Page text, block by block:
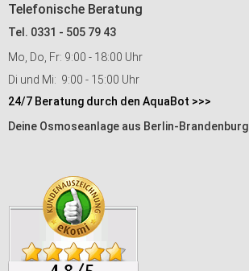
Telefonische Beratung
Tel. 0331 - 505 79 43
Mo, Do, Fr: 9:00 - 18:00 Uhr
Di und Mi: 9:00 - 15:00 Uhr
24/7 Beratung durch den AquaBot >>>
Deine Osmoseanlage aus Berlin-Brandenburg